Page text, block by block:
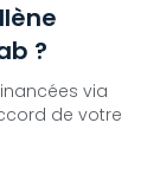
?
via
de votre